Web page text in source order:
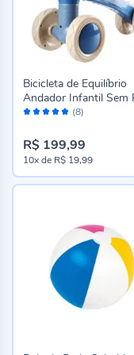
Avaliação: (8)
Bicicleta de Equilíbrio
Andador Infantil Sem
Havan Baby - Bege e
R$ 199,99
10xde R$ 19,99